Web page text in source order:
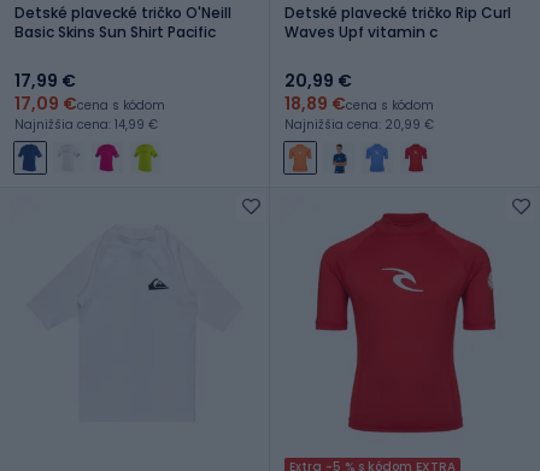
Detské plavecké tričko O'Neill
Basic Skins Sun Shirt Pacific
17,99 €
17,09 €cena s kódom
Najnižšia cena: 14,99 €
Detské plavecké tričko Rip Curl
Waves Upf vitamin c
20,99 €
18,89 €cena s kódom
Najnižšia cena: 20,99 €
Extra -5 % s kódom EXTRA